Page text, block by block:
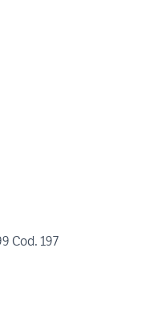
Cod. 197